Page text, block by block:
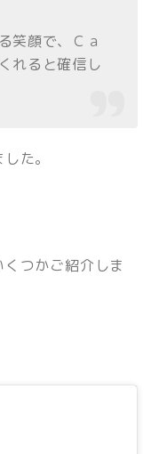
笑顔で、Ｃａ
れると確信し
た。
つかご紹介しま